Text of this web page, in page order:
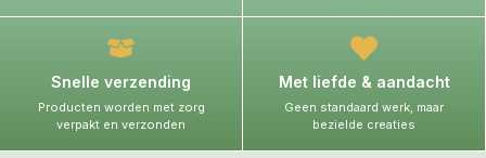
Snelle verzending
Producten worden met zorg
verpakt en verzonden
Met liefde & aandacht
Geen standaard werk, maar
bezielde creaties